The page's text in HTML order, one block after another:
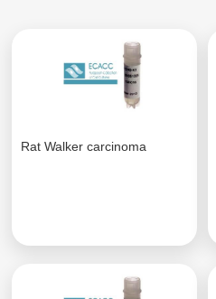
Rat Walker carcinoma